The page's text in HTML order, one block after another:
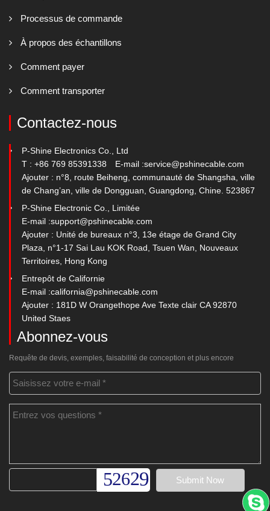
Processus de commande
À propos des échantillons
Comment payer
Comment transporter
Contactez-nous
P-Shine Electronics Co., Ltd
T : +86 769 85391338
E-mail :service@pshinecable.com
Ajouter : n°8, route Beiheng, communauté de Shangsha, ville
de Chang’an, ville de Dongguan, Guangdong, Chine. 523867
P-Shine Electronic Co., Limitée
E-mail :support@pshinecable.com
Ajouter : Unité de bureaux n°3, 13e étage de Grand City
Plaza, n°1-17 Sai Lau KOK Road, Tsuen Wan, Nouveaux
Territoires, Hong Kong
Entrepôt de Californie
E-mail :california@pshinecable.com
Ajouter : 181D W Orangethope Ave Texte clair CA 92870
United Staes
Abonnez-vous
Requête de devis, exemples, faisabilité de conception et plus encore